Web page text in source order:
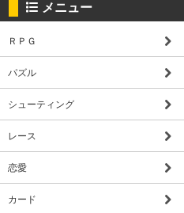
メニュー
ＲＰＧ
パズル
シューティング
レース
恋愛
カード